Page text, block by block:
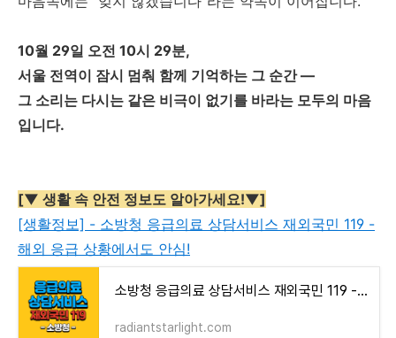
10월 29일 오전 10시 29분,
서울 전역이 잠시 멈춰 함께 기억하는 그 순간 —
그 소리는 다시는 같은 비극이 없기를 바라는 모두의 마음
입니다.
[▼ 생활 속 안전 정보도 알아가세요!▼]
[생활정보] - 소방청 응급의료 상담서비스 재외국민 119 -
해외 응급 상황에서도 안심!
소방청 응급의료 상담서비스 재외국민 119 - 해외 응급 상황에서도 안심!
radiantstarlight.com